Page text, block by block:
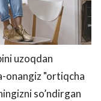
uzoqdan
onangiz "ortiqcha
so’ndirgan